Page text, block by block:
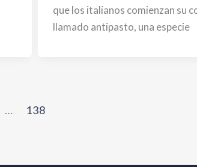
que los italianos comienzan su
llamado antipasto, una especie
… 138